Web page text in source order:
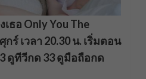
ธอ Only You The
ร์ เวลา 20.30 น. เริ่มตอน
ดูทีวีกด 33 ดูมือถือกด